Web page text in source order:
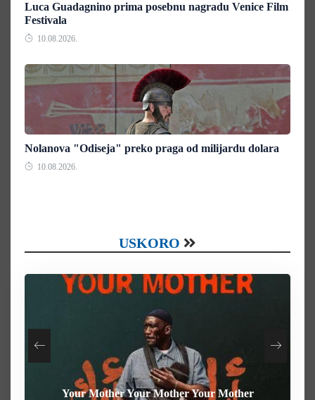
Luca Guadagnino prima posebnu nagradu Venice Film
Festivala
10.08.2026.
Nolanova "Odiseja" preko praga od milijardu dolara
10.08.2026.
USKORO
The Weight
Your Mother Your Mother Your Mother
Heart of the Beast
Behemoth